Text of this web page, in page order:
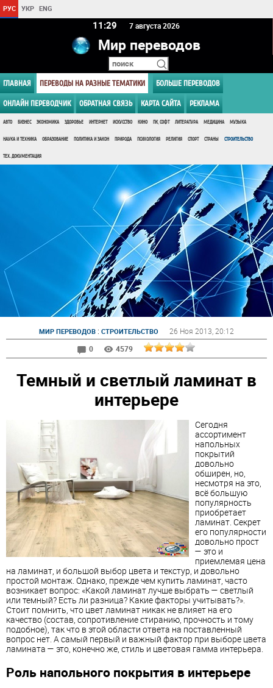
РУС УКР ENG
11 29 7 августа 2026
Мир переводов
ГЛАВНАЯ ПЕРЕВОДЫ НА РАЗНЫЕ ТЕМАТИКИ БОЛЬШЕ ПЕРЕВОДОВ
ОНЛАЙН ПЕРЕВОДЧИК ОБРАТНАЯ СВЯЗЬ КАРТА САЙТА РЕКЛАМА
АВТО БИЗНЕС ЭКОНОМИКА ЗДОРОВЬЕ ИНТЕРНЕТ ИСКУССТВО КИНО ПК, СОФТ ЛИТЕРАТУРА МЕДИЦИНА МУЗЫКА
НАУКА И ТЕХНИКА ОБРАЗОВАНИЕ ПОЛИТИКА И ЗАКОН ПРИРОДА ПСИХОЛОГИЯ РЕЛИГИЯ СПОРТ СТРАНЫ СТРОИТЕЛЬСТВО
ТЕХ. ДОКУМЕНТАЦИЯ
МИР ПЕРЕВОДОВ : СТРОИТЕЛЬСТВО 26 Ноя 2013 , 20:12
0
4579
Темный и светлый ламинат в
интерьере
Сегодня
ассортимент
напольных
покрытий
довольно
обширен, но,
несмотря на это,
всё большую
популярность
приобретает
ламинат. Секрет
его популярности
довольно прост
— это и
приемлемая цена
на ламинат, и большой выбор цвета и текстур, и довольно
простой монтаж. Однако, прежде чем купить ламинат, часто
возникает вопрос: «Какой ламинатлучше выбрать — светлый
или темный? Есть ли разница? Какие факторы учитывать?».
Стоит помнить, что цветламинат никак не влияет на его
качество (состав, сопротивление стиранию, прочность и тому
подобное), так что в этой области ответа на поставленный
вопрос нет. А самый первый и важный фактор при выборе цвета
ламината — это, конечно же, стиль и цветовая гамма интерьера.
Роль напольного покрытия в интерьере